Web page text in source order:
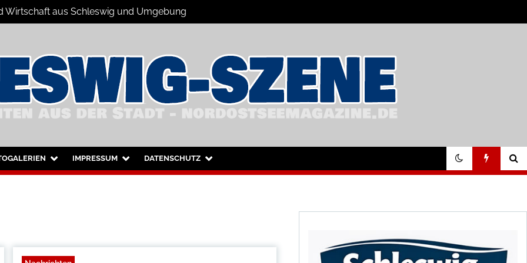
Wirtschaft aus Schleswig und Umgebung
und Umgebung
IMPRESSUM DATENSCHUTZ